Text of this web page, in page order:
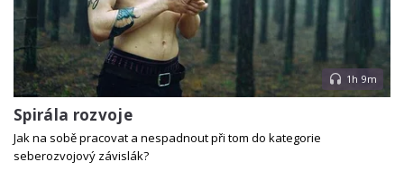
1h 9m
Spirála rozvoje
Jak na sobě pracovat a nespadnout při tom do kategorie
seberozvojový závislák?